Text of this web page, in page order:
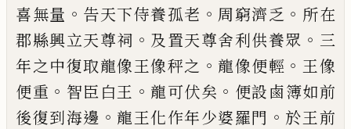
喜無量 。 告天下侍養孤老 。 周窮濟乏 。 所在
郡縣興立天尊祠 。 及置天尊舍利供養眾 。 三
年之中復取龍像王像秤之 。 龍像便輕 。 王像
便重 。 智臣白王 。 龍可伏矣 。 便設鹵簿如前
後復到海邊 。 龍王化作年少婆羅門 。 於王前